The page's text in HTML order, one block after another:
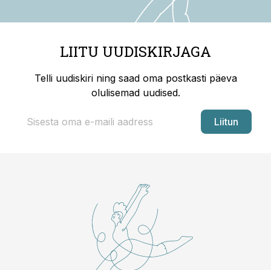
LIITU UUDISKIRJAGA
Telli uudiskiri ning saad oma postkasti päeva
olulisemad uudised.
Liitun